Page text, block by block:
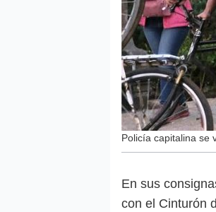
Policía capitalina se
En sus
con el Cinturón